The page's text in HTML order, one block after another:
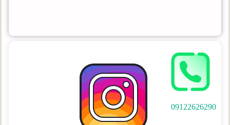
09122626290